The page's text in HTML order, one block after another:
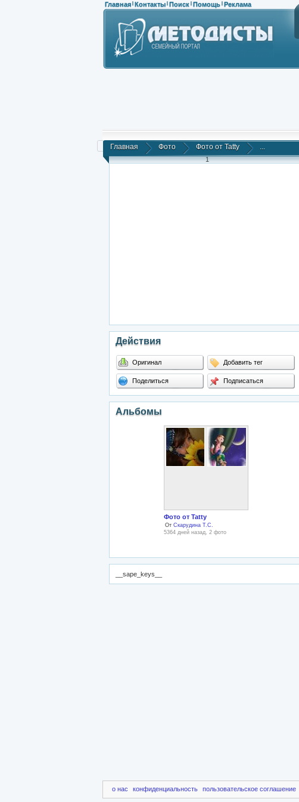
Главная | Контакты | Поиск | Помощь | Реклама
Главная Фото Фото от Tatty ...
1
Действия
Оригинал Добавить тег
Поделиться Подписаться
Альбомы
Фото от Tatty
От Скарудина Т.С.
5364 дней назад, 2 фото
__sape_keys__
о нас конфиденциальность пользовательское соглашение